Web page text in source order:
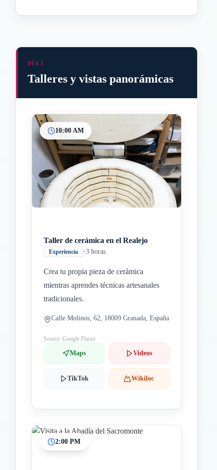
InicioParadas intermedias
Final
DÍA 5
Talleres y vistas panorámicas
10:00 AM
Taller de cerámica en el Realejo
Experiencia •3 horas
Crea tu propia pieza de cerámica
mientras aprendes técnicas artesanales
tradicionales.
Calle Molinos, 62, 18009 Granada, España
Source: Google Places
Maps Videos
TikTok Wikiloc
2:00 PM